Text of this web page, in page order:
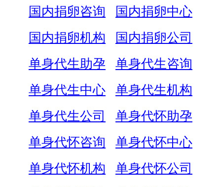
国内捐卵咨询
国内捐卵中心
国内捐卵机构
国内捐卵公司
单身代生助孕
单身代生咨询
单身代生中心
单身代生机构
单身代生公司
单身代怀助孕
单身代怀咨询
单身代怀中心
单身代怀机构
单身代怀公司